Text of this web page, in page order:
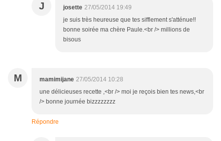
J josette 27/05/2014 19:49
je suis très heureuse que tes sifflement s'atténue!!
bonne soirée ma chère Paule.<br /> millions de
bisous
M mamimijane 27/05/2014 10:28
une délicieuses recette ,<br /> moi je reçois bien tes news,<br
/> bonne journée bizzzzzzzz
Répondre